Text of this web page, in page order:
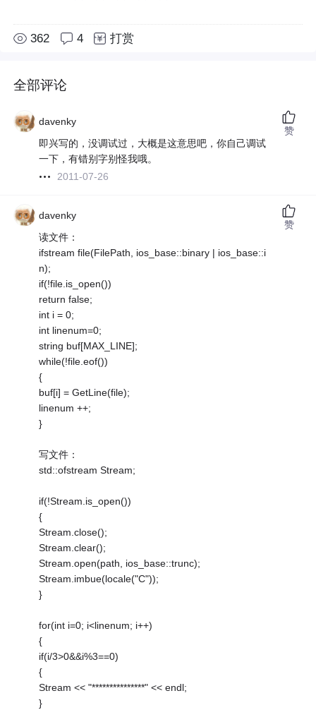
362 4 打赏
全部评论
davenky
即兴写的，没调试过，大概是这意思吧，你自己调试
一下，有错别字别怪我哦。
2011-07-26
赞
davenky
读文件：
ifstream file(FilePath, ios_base::binary | ios_base::i
n);
if(!file.is_open())
return false;
int i = 0;
int linenum=0;
string buf[MAX_LINE];
while(!file.eof())
{
buf[i] = GetLine(file);
linenum ++;
}
写文件：
std::ofstream Stream;
if(!Stream.is_open())
{
Stream.close();
Stream.clear();
Stream.open(path, ios_base::trunc);
Stream.imbue(locale("C"));
}
for(int i=0; i<linenum; i++)
{
if(i/3>0&&i%3==0)
{
Stream << "***************" << endl;
}
赞